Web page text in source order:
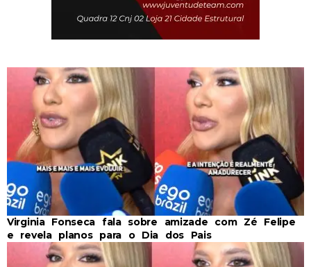
Virginia Fonseca fala sobre amizade com Zé Felipe
e revela planos para o Dia dos Pais